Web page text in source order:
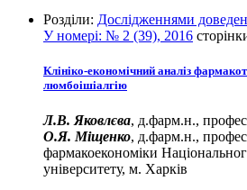
Розділи: Дослідженнями
У номері: № 2 (39), 2016
Клініко-економічний аналіз
люмбоішіалгію
Л.В. Яковлєва, д.фарм.н.,
О.Я. Міщенко, д.фарм.н.,
фармакоекономіки
університету, м. Харків